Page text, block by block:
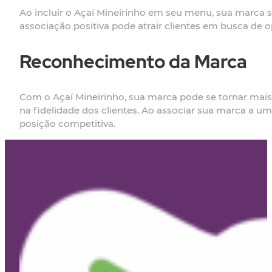
Ao incluir o Açaí Mineirinho em seu menu, sua
associação positiva pode atrair clientes em busca de
Reconhecimento da Marca
Com o Açaí Mineirinho, sua marca pode se tornar
na fidelidade dos clientes. Ao associar sua marca a
posição competitiva.